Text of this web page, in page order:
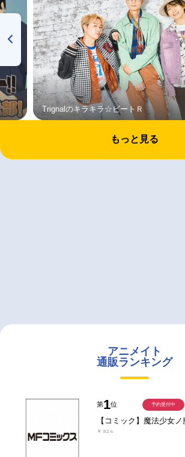
Trignalのキラキラ☆ビートＲ
もっと見る
アニメイト
通販ランキング
第1位
【コミック】魔法少女
￥924
予約受付中